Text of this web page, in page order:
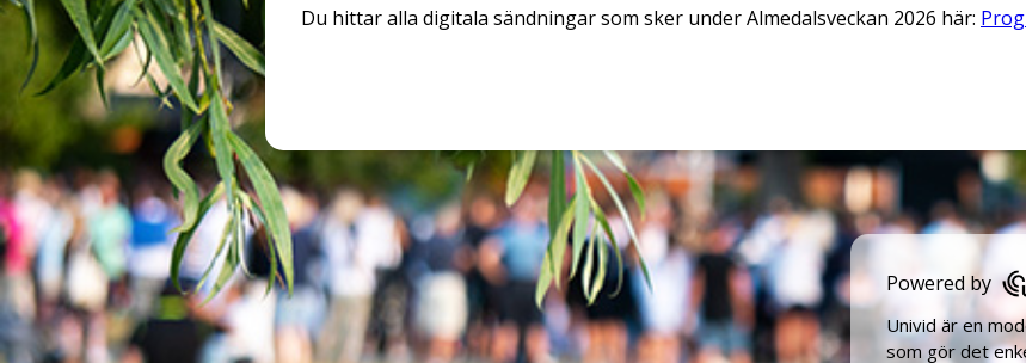
Du hittar alla digitala sändningar som sker under Almedalsveckan 2026 här:
Powered by
Univid är en
som gör det